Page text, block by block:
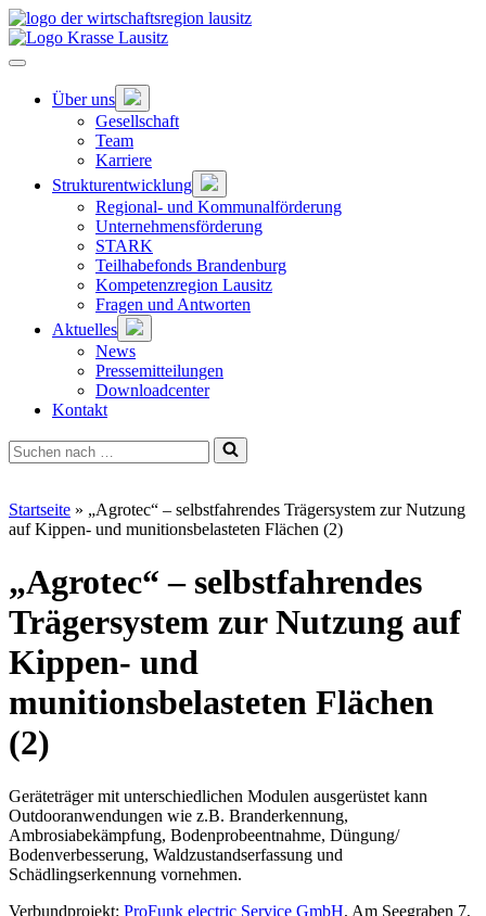
Zum
Hauptinhalt
springen
Hauptnavigation
Über uns
Untermenü
öffnen
Gesellschaft
Team
Karriere
Strukturentwicklung
Untermenü
öffnen
Regional- und Kommunalförderung
Unternehmensförderung
STARK
Teilhabefonds Brandenburg
Kompetenzregion Lausitz
Fragen und Antworten
Aktuelles
Untermenü
öffnen
News
Pressemitteilungen
Downloadcenter
Kontakt
Suchen
nach …
Startseite » „Agrotec“ – selbstfahrendes Trägersystem zur Nutzung
auf Kippen- und munitionsbelasteten Flächen (2)
„Agrotec“ – selbstfahrendes
Trägersystem zur Nutzung auf
Kippen- und
munitionsbelasteten Flächen
(2)
Geräteträger mit unterschiedlichen Modulen ausgerüstet kann
Outdooranwendungen wie z.B. Branderkennung,
Ambrosiabekämpfung, Bodenprobeentnahme, Düngung/
Bodenverbesserung, Waldzustandserfassung und
Schädlingserkennung vornehmen.
Verbundprojekt: ProFunk electric Service GmbH, Am Seegraben 7,